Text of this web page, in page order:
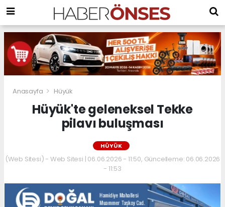
Anasayfa Hüyük
Hüyük'te geleneksel Tekke
pilavı buluşması
HÜYÜK
(Web Sitesi) - Web Sitesi | 06.06.2026 - 11:50, Güncelleme: 06.06.2026
- 11:53